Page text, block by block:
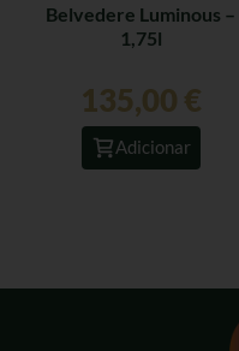
Belvedere Luminous –
1,75l
135,00 €
Adicionar